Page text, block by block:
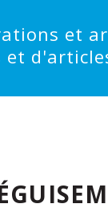
et
et